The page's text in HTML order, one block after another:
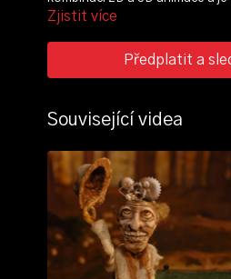
stylizován.
režie, scénář, kamera,
zvuk:
ročník: 3.
cvičení: bakalářský film
rok výroby: 2010
Zjistit více
Předplatit a
Související videa